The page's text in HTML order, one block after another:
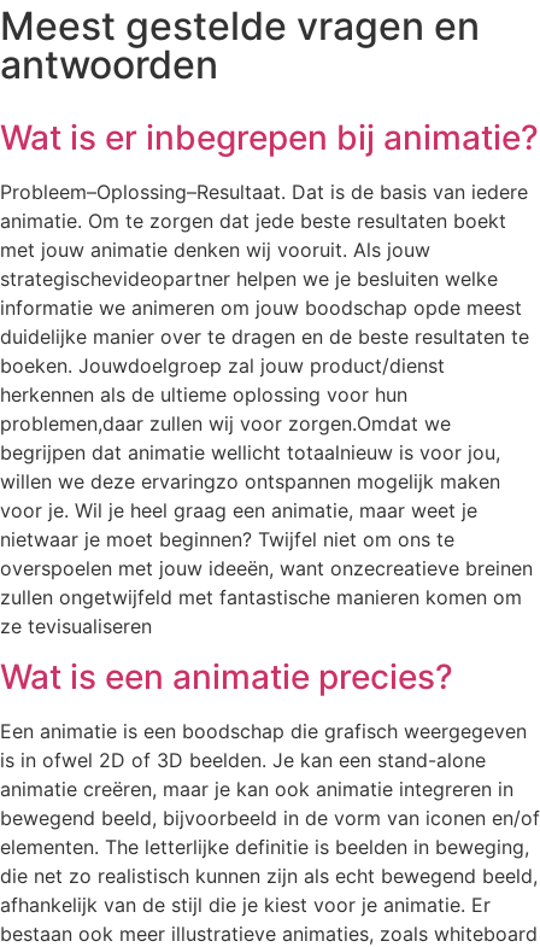
Meest gestelde vragen en
antwoorden
Wat is er inbegrepen bij animatie?
Probleem–Oplossing–Resultaat. Dat is de basis van iedere
animatie. Om te zorgen dat jede beste resultaten boekt
met jouw animatie denken wij vooruit. Als jouw
strategischevideopartner helpen we je besluiten welke
informatie we animeren om jouw boodschap opde meest
duidelijke manier over te dragen en de beste resultaten te
boeken. Jouwdoelgroep zal jouw product/dienst
herkennen als de ultieme oplossing voor hun
problemen,daar zullen wij voor zorgen.Omdat we
begrijpen dat animatie wellicht totaalnieuw is voor jou,
willen we deze ervaringzo ontspannen mogelijk maken
voor je. Wil je heel graag een animatie, maar weet je
nietwaar je moet beginnen? Twijfel niet om ons te
overspoelen met jouw ideeën, want onzecreatieve breinen
zullen ongetwijfeld met fantastische manieren komen om
ze tevisualiseren
Wat is een animatie precies?
Een animatie is een boodschap die grafisch weergegeven
is in ofwel 2D of 3D beelden. Je kan een stand-alone
animatie creëren, maar je kan ook animatie integreren in
bewegend beeld, bijvoorbeeld in de vorm van iconen en/of
elementen. The letterlijke definitie is beelden in beweging,
die net zo realistisch kunnen zijn als echt bewegend beeld,
afhankelijk van de stijl die je kiest voor je animatie. Er
bestaan ook meer illustratieve animaties, zoals whiteboard